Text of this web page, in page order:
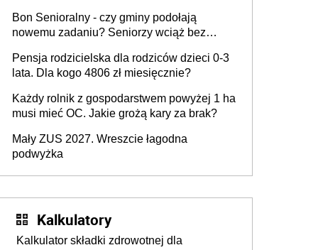
Bon Senioralny - czy gminy podołają
nowemu zadaniu? Seniorzy wciąż bez
Pensja rodzicielska dla rodziców dzieci 0-3
lata. Dla kogo 4806 zł miesięcznie?
Każdy rolnik z gospodarstwem powyżej 1 ha
musi mieć OC. Jakie grożą kary za brak?
Mały ZUS 2027. Wreszcie łagodna
podwyżka
Kalkulatory
Kalkulator składki zdrowotnej dla